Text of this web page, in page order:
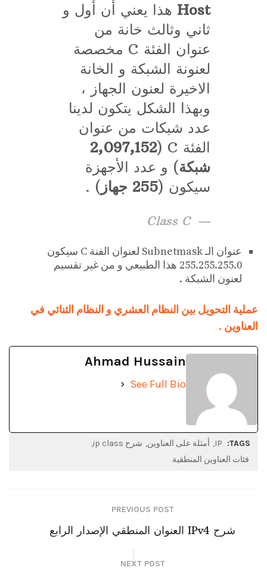
Host هذا يعني أن أول و
ثاني وثالث خانة من
عنوان الفئة C مخصصة
لعنونة الشبكة و الخانة
الاخيرة لعنون الجهاز ،
وبهذا الشكل يتكون لدينا
عدد شبكات من عنوان
الفئة C (
2,097,152
شبكة) و عدد الأجهزة
سيكون (255 جهاز ) .
Class C
عنوان الـ Subnetmask لعنوان الفنة C سيكون
255.255.255.0 هذا الطبيعي و من غير تقسيم
لعنون الشبكة .
عملية التحويل بين النظام العشري و النظام الثنائي في
العناوين .
Ahmad Hussain
See Full Bio
TAGS:
IP أمثلة على العناوين شرح ip class
فئات العناوين المنطقية
PREVIOUS POST
شرح IPv4 العنوان المنطقي الإصدار الرابع
NEXT POST